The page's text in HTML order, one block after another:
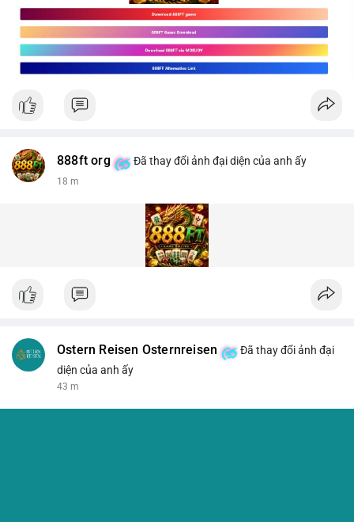
888ft org Đã thay đổi ảnh đại diện của anh ấy
18 m
Ostern Reisen Osternreisen
Đã thay đổi ảnh đại
diện của anh ấy
43 m